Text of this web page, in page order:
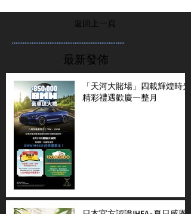
返回上一頁
...............................................................
最新發佈
「天河大賭場」四載輝煌時光
精彩禮遇歡慶一整月